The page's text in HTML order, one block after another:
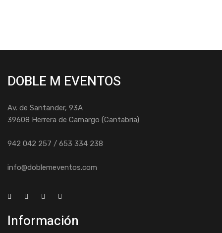
DOBLE M EVENTOS
Av. de Santander, 93A
39608 Herrera de Camargo (Cantabria)
942 042 257 / 653 334 238
info@doblemeventos.com
Información